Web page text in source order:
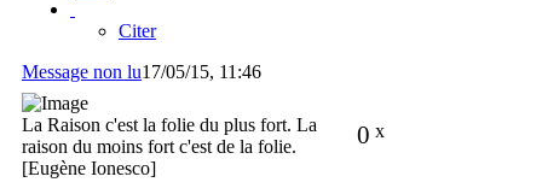
Citer
Message non lu17/05/15, 11:46
0 x
La Raison c'est la folie du plus fort. La
raison du moins fort c'est de la folie.
[Eugène Ionesco]